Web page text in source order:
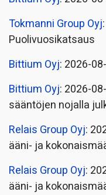
Tokmanni Group Oyj
Puolivuosikatsaus
Bittium Oyj: 2026-
Bittium Oyj: 2026-
sääntöjen nojalla
Relais Group Oyj:
ääni- ja
Relais Group Oyj:
ääni- ja